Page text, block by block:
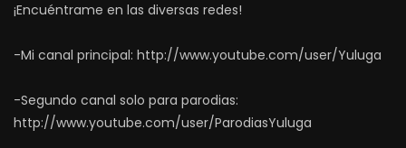
¡Encuéntrame en las diversas redes!
-Mi canal principal: http://www.youtube.com/user/Yuluga
-Segundo canal solo para parodias:
http://www.youtube.com/user/ParodiasYuluga